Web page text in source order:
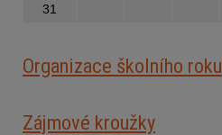
31
Organizace školního roku
Zájmové kroužky